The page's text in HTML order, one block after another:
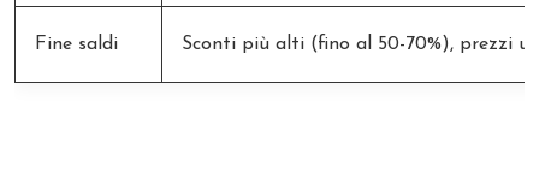
Fine saldi Sconti più alti (fino al 50-70%), prezzi